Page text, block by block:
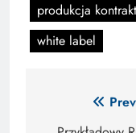
produkcja
white label
Nawigacja